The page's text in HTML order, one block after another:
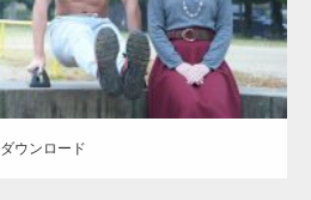
ダウンロード